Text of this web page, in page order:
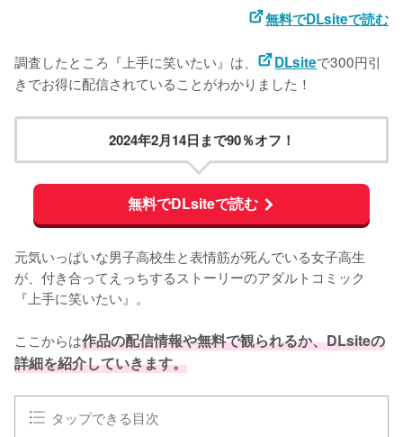
無料でDLsiteで読む
調査したところ『上手に笑いたい』は、 DLsiteで300円引
きでお得に配信されていることがわかりました！
2024年2月14日まで90％オフ！
無料でDLsiteで読む
元気いっぱいな男子高校生と表情筋が死んでいる女子高生
が、付き合ってえっちするストーリーのアダルトコミック
『上手に笑いたい』。
ここからは作品の配信情報や無料で観られるか、DLsiteの
詳細を紹介していきます。
タップできる目次